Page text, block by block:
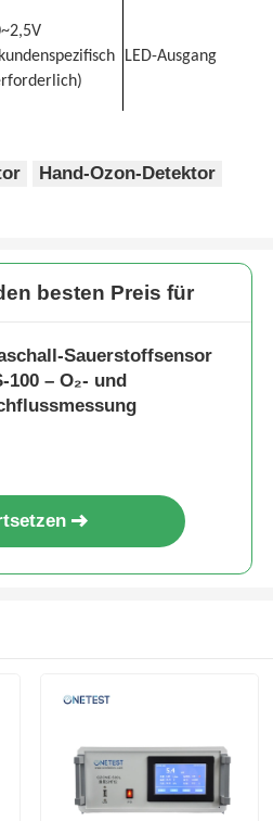
Ionen-Monitor
die Luftqualität
Serie
LED-Ausgang
relative
Hand-Ozon-Detektor
besten Preis für
Sauerstoffsensor
100 – O₂- und